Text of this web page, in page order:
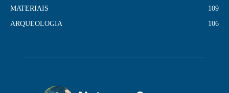
MATERIAIS
109
ARQUEOLOGIA
106